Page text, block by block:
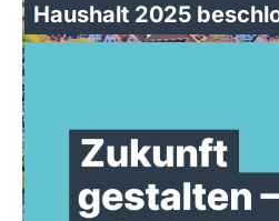
Haushalt 2025